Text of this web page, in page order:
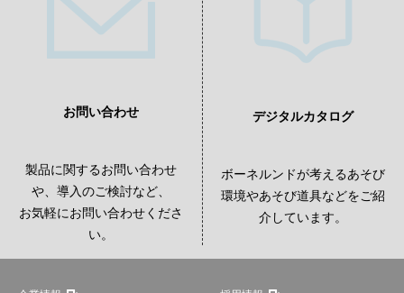
お問い合わせ
製品に関するお問い合わせ
や、導入のご検討など、
お気軽にお問い合わせくださ
い。
デジタルカタログ
ボーネルンドが考えるあそび
環境やあそび道具などをご紹
介しています。